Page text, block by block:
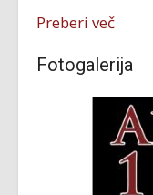
Preberi več
Fotogalerija